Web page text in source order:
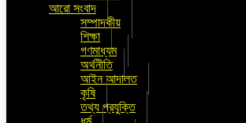
আরো সংবাদ
সম্পাদকীয়
শিক্ষা
গণমাধ্যম
অর্থনীতি
আইন আদালত
কৃষি
তথ্য প্রযুক্তি